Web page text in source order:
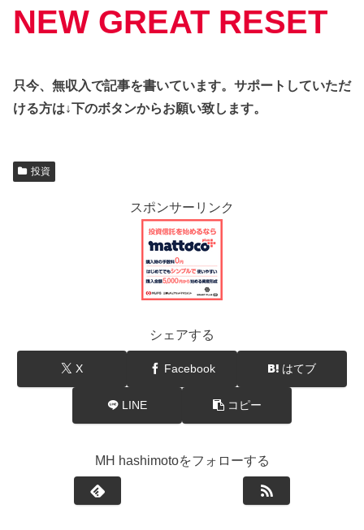
NEW GREAT RESET
只今、無収入で記事を書いています。サポートしていただ
ける方は↓下のボタンからお願い致します。
投資
スポンサーリンク
シェアする
X Facebook はてブ
LINE コピー
MH hashimotoをフォローする